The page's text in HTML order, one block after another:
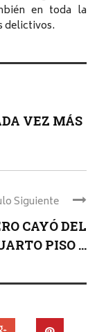
en toda la
delictivos.
VEZ MÁS
Siguiente
CAYÓ DEL
PISO ...